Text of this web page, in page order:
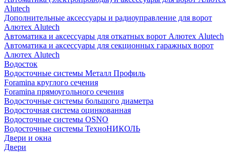
Alutech
Дополнительные аксессуары и радиоуправление для ворот
Алютех Alutech
Автоматика и аксессуары для откатных ворот Алютех Alutech
Автоматика и аксессуары для секционных гаражных ворот
Алютех Alutech
Водосток
Водосточные системы Металл Профиль
Foramina круглого сечения
Foramina прямоугольного сечения
Водосточные системы большого диаметра
Водосточная система оцинкованная
Водосточные системы OSNO
Водосточные системы ТехноНИКОЛЬ
Двери и окна
Двери